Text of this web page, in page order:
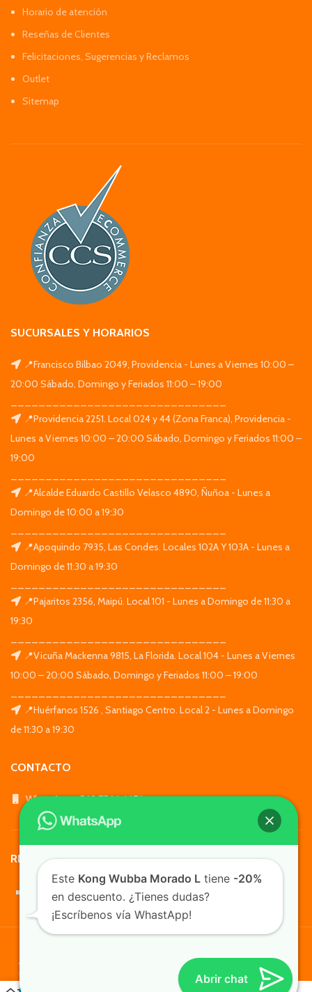
Horario de atención
Reseñas de Clientes
Felicitaciones, Sugerencias y Reclamos
Outlet
Sitemap
SUCURSALES Y HORARIOS
📍Francisco Bilbao 2049, Providencia - Lunes a Viernes 10:00 –
20:00 Sábado, Domingo y Feriados 11:00 – 19:00
📍Providencia 2251. Local 024 y 44 (Zona Franca), Providencia -
Lunes a Viernes 10:00 – 20:00 Sábado, Domingo y Feriados 11:00 –
19:00
📍Alcalde Eduardo Castillo Velasco 4890, Ñuñoa - Lunes a
Domingo de 10:00 a 19:30
📍Apoquindo 7935, Las Condes. Locales 102A Y 103A - Lunes a
Domingo de 11:30 a 19:30
📍Pajaritos 2356, Maipú. Local 101 - Lunes a Domingo de 11:30 a
19:30
📍Vicuña Mackenna 9815, La Florida. Local 104 - Lunes a Viernes
10:00 – 20:00 Sábado, Domingo y Feriados 11:00 – 19:00
📍Huérfanos 1526 , Santiago Centro. Local 2 - Lunes a Domingo
de 11:30 a 19:30
CONTACTO
WhatsApp: +569 7564 4676
REDES SOCIALES
TusMascotas.cl
Abrir chat
Este Kong Wubba Morado L tiene -20%
en descuento. ¿Tienes dudas?
¡Escríbenos vía WhastApp!